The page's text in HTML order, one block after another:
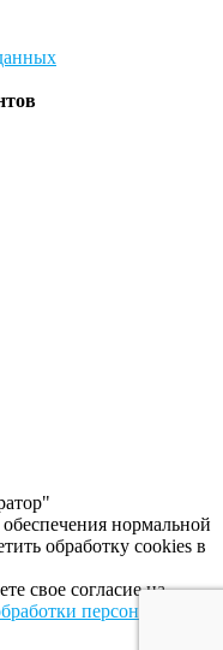
нормальной
обработку сookies в
свое согласие на
персональных